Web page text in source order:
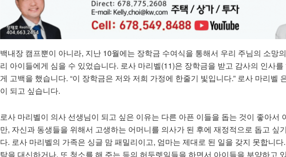
백내장 캠프뿐이 아니라, 지난 10월에는 장학금 수여식을 통해서 우리 주님의 소망의
리 아이들에게 심을 수 있었습니다. 로사 마리벨(11)은 장학금을 받고 감사의 인사를
게 고백을 했습니다. “이 장학금은 저와 저희 가정에 한줄기 빛입니다.” 로사 마리벨
이 되고 싶습니다.
로사 마리벨이 의사 선생님이 되고 싶은 이유는 다른 아픈 이들을 돕는 것이 좋아서
만, 자신과 동생들을 위해서 고생하는 어머니를 의사가 된 후에 재정적으로 돕고 싶기
다. 로사 마리벨의 가족은 싱글 맘패밀리이고, 엄마는 제대로 된 일을 갖지 못합니다.
탁을 대신하거나, 또 청소를 해 주는 등의 허듯렛일들을 하면서 아이들을 부양하고